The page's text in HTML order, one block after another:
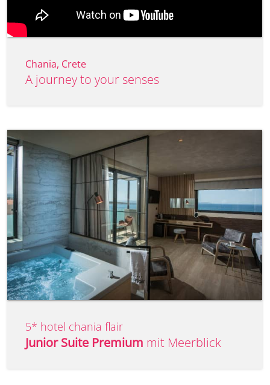
Chania, Crete
A journey to your senses
5* hotel chania flair
Junior Suite Premium mit Meerblick